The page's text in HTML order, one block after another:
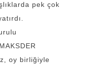
pek çok
oy birliğiyle